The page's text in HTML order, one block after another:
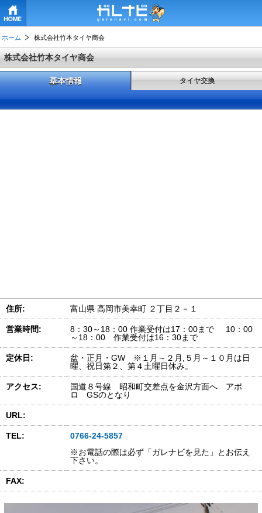
ホーム 株式会社竹本タイヤ商会
株式会社竹本タイヤ商会
基本情報 タイヤ交換
住所: 富山県 高岡市美幸町 ２丁目２－１
営業時間:
8：30～18：00 作業受付は17：00まで 10：00
～18：00 作業受付は16：30まで
定休日:
盆・正月・GW ※１月～２月,５月～１０月は日
曜、祝日第２、第４土曜日休み。
アクセス:
国道８号線 昭和町交差点を金沢方面へ アポ
ロ GSのとなり
URL:
TEL:
0766-24-5857
※お電話の際は必ず「ガレナビを見た」とお伝え
下さい。
FAX: